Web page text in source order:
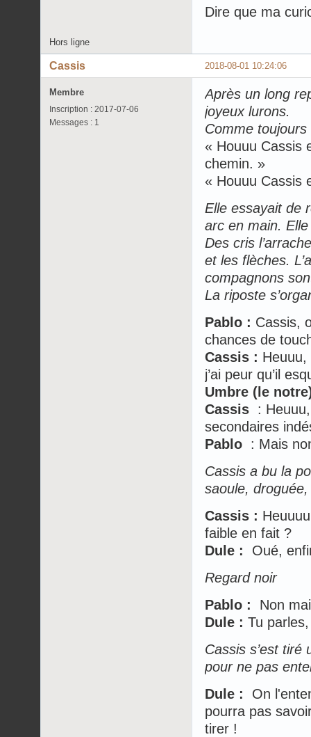
Dire que ma
Hors ligne
2018-08-01 10:24:06
Cassis
Membre
Inscription : 2017-07-06
Messages : 1
Après un long
joyeux lurons.
Comme
« Houuu Cassis
chemin. »
« Houuu Cassis
Elle essayait de
arc en main.
Des cris
et les flèches.
compagnons
La riposte
Pablo : Cassis,
chances de
Cassis : Heuuu,
j’ai peur qu’il
Umbre (le
Cassis :
secondaires
Pablo : Mais
Cassis a bu la
saoule,
Cassis :
faible en fait ?
Dule : Oué,
Regard noir
Pablo : Non
Dule : Tu
Cassis s’est
pour ne pas
Dule : On
pourra pas
tirer !